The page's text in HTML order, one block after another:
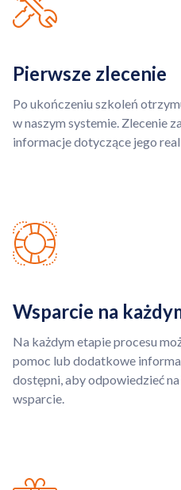
Pierwsze zlecenie
Po ukończeniu szkoleń
w naszym systemie. Zlecenie
informacje dotyczące jego
Wsparcie na
Na każdym etapie procesu
pomoc lub dodatkowe
dostępni, aby odpowiedzieć
wsparcie.